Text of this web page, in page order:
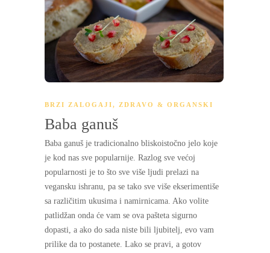
BRZI ZALOGAJI, ZDRAVO & ORGANSKI
Baba ganuš
Baba ganuš je tradicionalno bliskoistočno jelo koje
je kod nas sve popularnije. Razlog sve većoj
popularnosti je to što sve više ljudi prelazi na
vegansku ishranu, pa se tako sve više ekserimentiše
sa različitim ukusima i namirnicama. Ako volite
patlidžan onda će vam se ova pašteta sigurno
dopasti, a ako do sada niste bili ljubitelj, evo vam
prilike da to postanete. Lako se pravi, a gotov